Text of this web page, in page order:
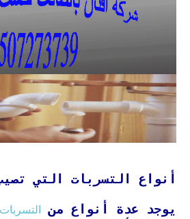
أنواع التسربات التي
يوجد عدة أنواع من التسربات